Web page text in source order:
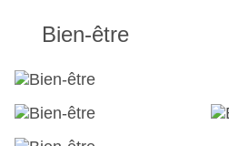
Bien-être